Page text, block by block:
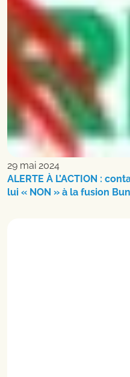
29 mai 2024
ALERTE À L’ACTION :
lui « NON » à la fusion